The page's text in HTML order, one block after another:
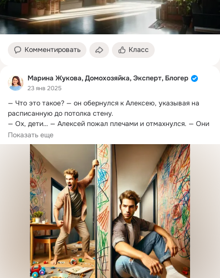
Комментировать Класс
Марина Жукова, Домохозяйка, Эксперт, Блогер
23 янв 2025
— Что это такое? — он обернулся к Алексею, указывая на
расписанную до потолка стену.
— Ох, дети… — Алексей пожал плечами и отмахнулся. — Они
переживают стресс. Ты же понимаешь.
Показать еще